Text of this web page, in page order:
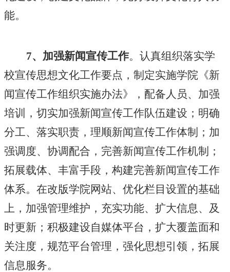
能。
7、加强新闻宣传工作。认真组织落实学
校宣传思想文化工作要点，制定实施学院《新
闻宣传工作组织实施办法》，配备人员、加强
培训，切实加强新闻宣传工作队伍建设；明确
分工、落实职责，理顺新闻宣传工作体制；加
强调度、协调配合，完善新闻宣传工作机制；
拓展载体、丰富手段，构建完善新闻宣传工作
体系。在改版学院网站、优化栏目设置的基础
上，加强管理维护，充实功能、扩大信息、及
时更新；积极建设自媒体平台，扩大覆盖面和
关注度，规范平台管理，强化思想引领，拓展
信息服务。